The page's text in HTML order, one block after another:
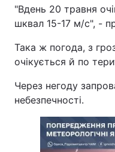
"Вдень 20 травня
шквал 15-17 м/с", -
Така ж погода, з
очікується й по
Через негоду
небезпечності.